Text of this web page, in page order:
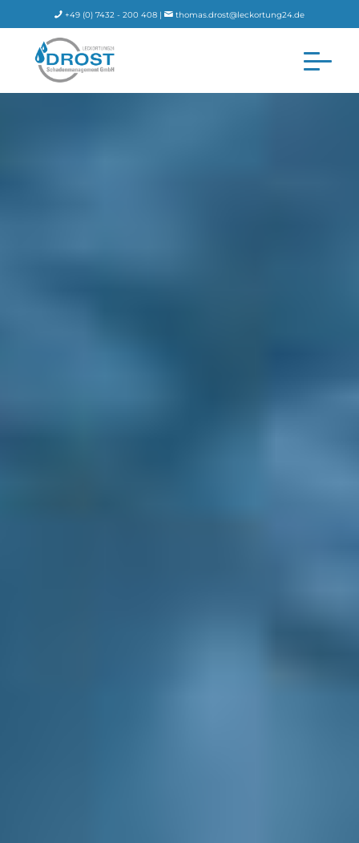
+49 (0) 7432 - 200 408 | thomas.drost@leckortung24.de